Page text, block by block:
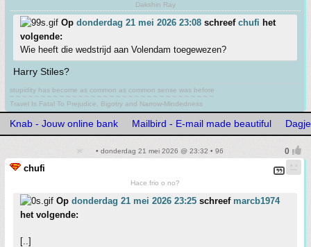
Dakshin Ray
Op donderdag 21 mei 2026 23:08 schreef chufi het
volgende:
Wie heeft die wedstrijd aan Volendam toegewezen?
Harry Stiles?
stupidity has become as common as common sense was before
~ ~ ~ ~ ~ ~ ~ ~ ~ ~ ~ ~ ~ ~ ~ ~ ~ ~ ~ ~ ~ ~ ~ ~ ~ ~ ~ ~ ~ ~ ~ ~ ~
Travel Is Fatal To Prejudice, Bigotry and Narrow-Mindedness
Knab - Jouw online bank Mailbird - E-mail made beautiful
• donderdag 21 mei 2026 @ 23:32 • 96
chufi
Hace frio o no?
Op donderdag 21 mei 2026 23:25 schreef marcb1974
het volgende:
[..]